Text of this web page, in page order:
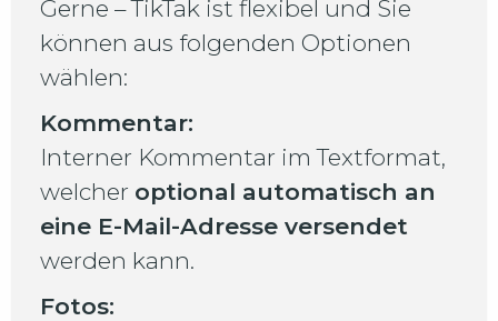
Gerne – TikTak ist flexibel und Sie
können aus folgenden Optionen
wählen:
Kommentar:
Interner Kommentar im Textformat,
welcher optional automatisch an
eine E-Mail-Adresse versendet
werden kann.
Fotos: